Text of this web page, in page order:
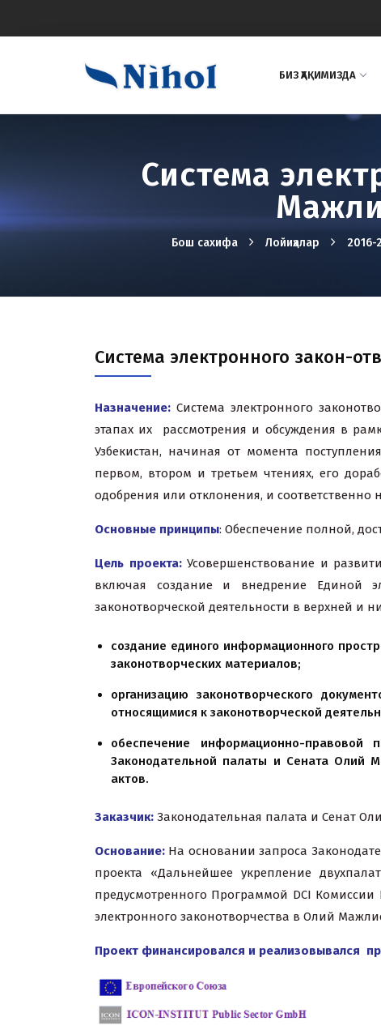
БИЗ ҲАҚИМИЗДА
Система
Бош сахифа Лойиҳалар 2016-
Система электронного закон-
Назначение: Система электронного
этапах их рассмотрения и обсуждения в
Узбекистан, начиная от момента
первом, втором и третьем чтениях, его
одобрения или отклонения, и
Основные принципы: Обеспечение полной,
Цель проекта:Усовершенствование и
включая создание и внедрение Единой
законотворческой деятельности в верхней и
создание единого информационного
законотворческих материалов;
организацию законотворческого
относящимися к законотворческой
обеспечение информационно-правовой
Законодательной палаты и Сената Олий
актов.
Заказчик: Законодательная палата и Сенат
Основание: На основании запроса
проекта «Дальнейшее укрепление
предусмотренного Программой DCI Комиссии
электронного законотворчества в Олий
Проект финансировался и реализовывался